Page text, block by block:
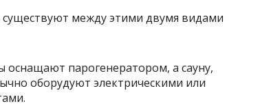
между этими двумя видами
оснащают парогенератором, а сауну,
оборудуют электрическими или